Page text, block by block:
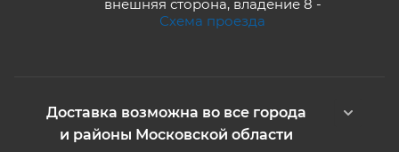
внешняя сторона, владение 8 -
Схема проезда
Доставка возможна во все города
и районы Московской области